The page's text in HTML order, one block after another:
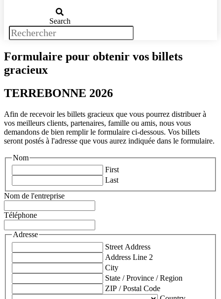
Search
Formulaire pour obtenir vos billets
gracieux
TERREBONNE 2026
Afin de recevoir les billets gracieux que vous pourrez distribuer à
vos meilleurs clients, partenaires, famille ou amis, nous vous
demandons de bien remplir le formulaire ci-dessous. Vos billets
seront postés à l'adresse que vous aurez indiquée dans le formulaire.
Nom
First
Last
Nom de l'entreprise
Téléphone
Adresse
Street Address
Address Line 2
City
State / Province / Region
ZIP / Postal Code